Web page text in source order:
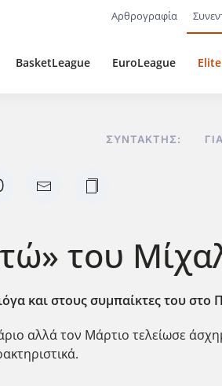
Αρθρογραφία
BasketLeague EuroLeague
ΣΥΝΤΆΚΤΗΣ:
του
και στους συμπαίκτες του στο
αλλά τον Μάρτιο τελείωσε